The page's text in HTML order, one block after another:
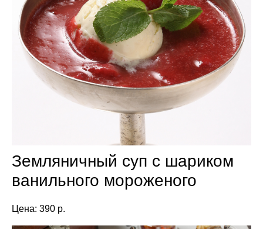
Земляничный суп с шариком
ванильного мороженого
Цена: 390 р.